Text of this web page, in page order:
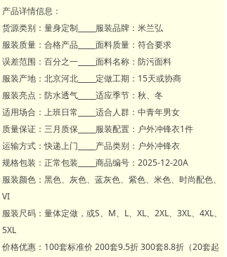
产品详情信息：
货源类别：量身定制_____服装品牌：米兰弘
服装质量：合格产品_____面料质量：符合要求
误差范围：百分之一_____面料名称：防污面料
服装产地：北京河北_____定做工期：15天或协商
服装亮点：防水透气_____适应季节：秋、冬
适用场合：上班日常_____适合人群：中青年男女
质量保证：三月质保_____服装配置：户外冲锋衣1件
运输方式：快递上门_____产品类别：户外冲锋衣
规格包装：正常包装_____商品编号：2025-12-20A
服装颜色：黑色、灰色、蓝灰色、紫色、米色、时尚配色、
VI
服装尺码：量体定做，或S、M、L、XL、2XL、3XL、4XL、
5XL
价格优惠：100套标准价 200套9.5折 300套8.8折（20套起